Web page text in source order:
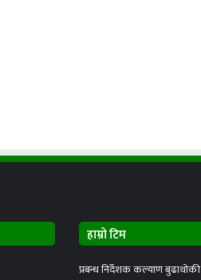
हाम्रो टिम
प्रबन्ध निर्देशक कल्याण बुढाथोकी